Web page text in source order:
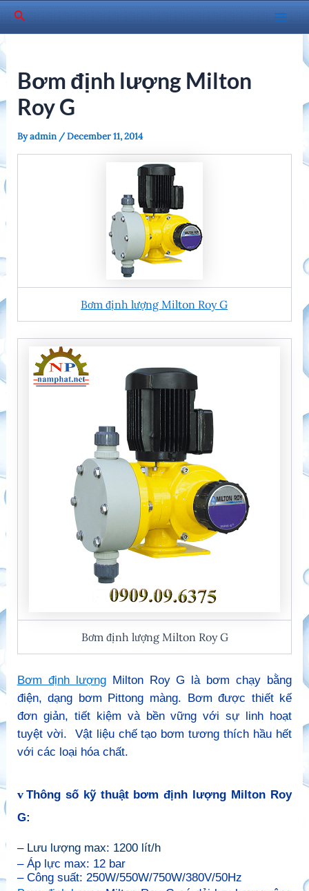
SkipSearch
Main
Bơm định lượng Milton
Roy G
Byadmin /December 11, 2014
Bơm định lượng Milton Roy G
Bơm định lượng Milton Roy G
Bơm định lượngMilton Roy G là bơm chạy bằng
điện, dạng bơm Pittong màng. Bơm được thiết kế
đơn giản, tiết kiệm và bền vững với sự linh hoạt
tuyệt vời. Vật liệu chế tạo bơm tương thích hầu hết
với các loại hóa chất.
v Thông số kỹ thuật bơm định lượng Milton Roy
G:
– Lưu lượng max: 1200 lít/h
– Áp lực max: 12 bar
– Công suất: 250W/550W/750W/380V/50Hz